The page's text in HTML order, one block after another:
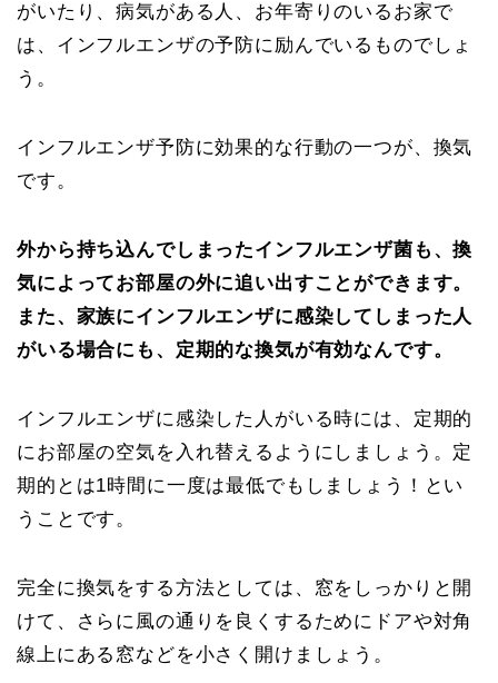
がいたり、病気がある人、お年寄りのいるお家で
は、インフルエンザの予防に励んでいるものでしょ
う。
インフルエンザ予防に効果的な行動の一つが、換気
です。
外から持ち込んでしまったインフルエンザ菌も、換
気によってお部屋の外に追い出すことができます。
また、家族にインフルエンザに感染してしまった人
がいる場合にも、定期的な換気が有効なんです。
インフルエンザに感染した人がいる時には、定期的
にお部屋の空気を入れ替えるようにしましょう。定
期的とは1時間に一度は最低でもしましょう！とい
うことです。
完全に換気をする方法としては、窓をしっかりと開
けて、さらに風の通りを良くするためにドアや対角
線上にある窓などを小さく開けましょう。